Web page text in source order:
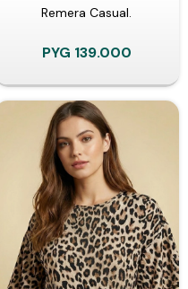
Remera Casual.
PYG 139.000